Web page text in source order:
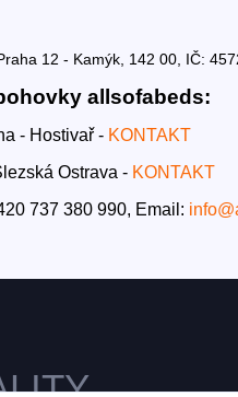
12 - Kamýk, 142 00, IČ:
allsofabeds:
- Hostivař - KONTAKT
Ostrava - KONTAKT
737 380 990, Email: